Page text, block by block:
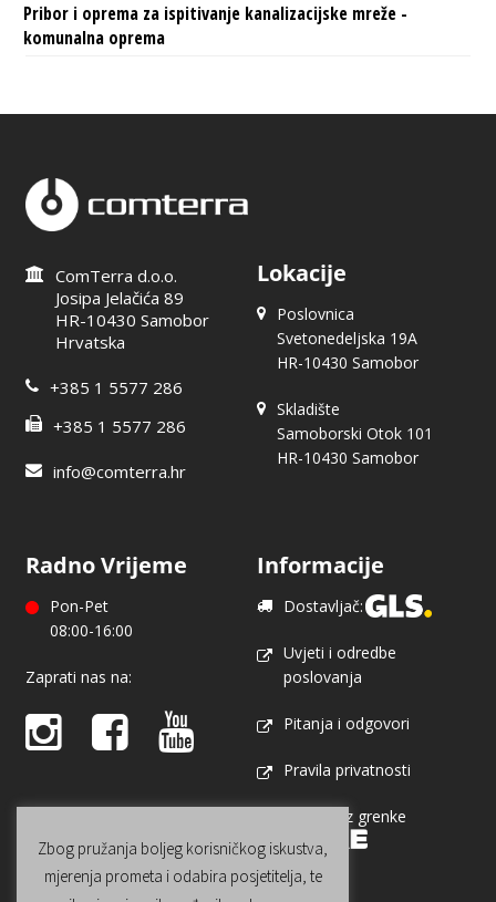
Pribor i oprema za ispitivanje kanalizacijske mreže -
komunalna oprema
ComTerra d.o.o.
Josipa Jelačića 89
HR-10430 Samobor
Hrvatska
+385 1 5577 286
+385 1 5577 286
info@comterra.hr
Lokacije
Poslovnica
Svetonedeljska 19A
HR-10430 Samobor
Skladište
Samoborski Otok 101
HR-10430 Samobor
Radno Vrijeme
Pon-Pet
08:00-16:00
Zaprati nas na:
Informacije
Dostavljač:
Uvjeti i odredbe
poslovanja
Pitanja i odgovori
Pravila privatnosti
Najam uz grenke
Zbog pružanja boljeg korisničkog iskustva,
mjerenja prometa i odabira posjetitelja, te